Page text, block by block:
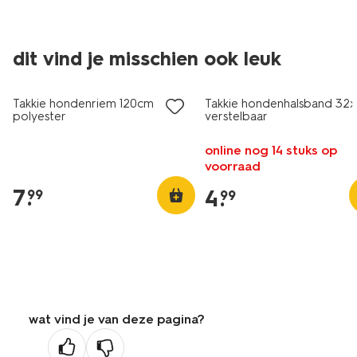
dit vind je misschien ook leuk
Takkie hondenriem 120cm
polyester
7.
99
Takkie hondenhalsband
verstelbaar
online nog 14 stuks op
voorraad
4.
99
wat vind je van deze pagina?